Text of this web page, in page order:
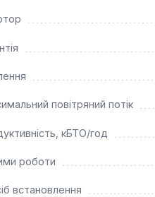
повітряний потік
кБТО/год
роботи
встановлення